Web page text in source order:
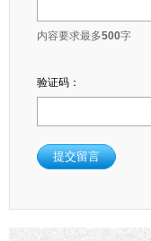
内容要求最多500字
验证码：